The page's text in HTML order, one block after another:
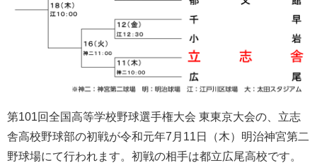
第101回全国高等学校野球選手権大会 東東京大会の、立志
舎高校野球部の初戦が令和元年7月11日（木）明治神宮第二
野球場にて行われます。初戦の相手は都立広尾高校です。